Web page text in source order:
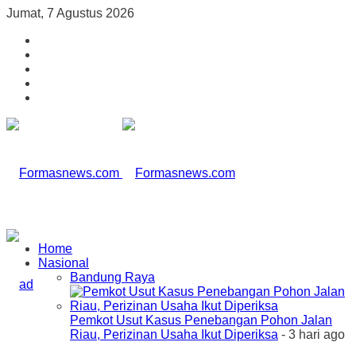
Jumat, 7 Agustus 2026
Home
Nasional
Bandung Raya
Pemkot Usut Kasus Penebangan Pohon Jalan
Riau, Perizinan Usaha Ikut Diperiksa - 3 hari ago